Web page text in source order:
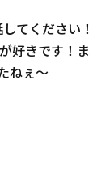
てください！
好きです！ま
ねぇ〜